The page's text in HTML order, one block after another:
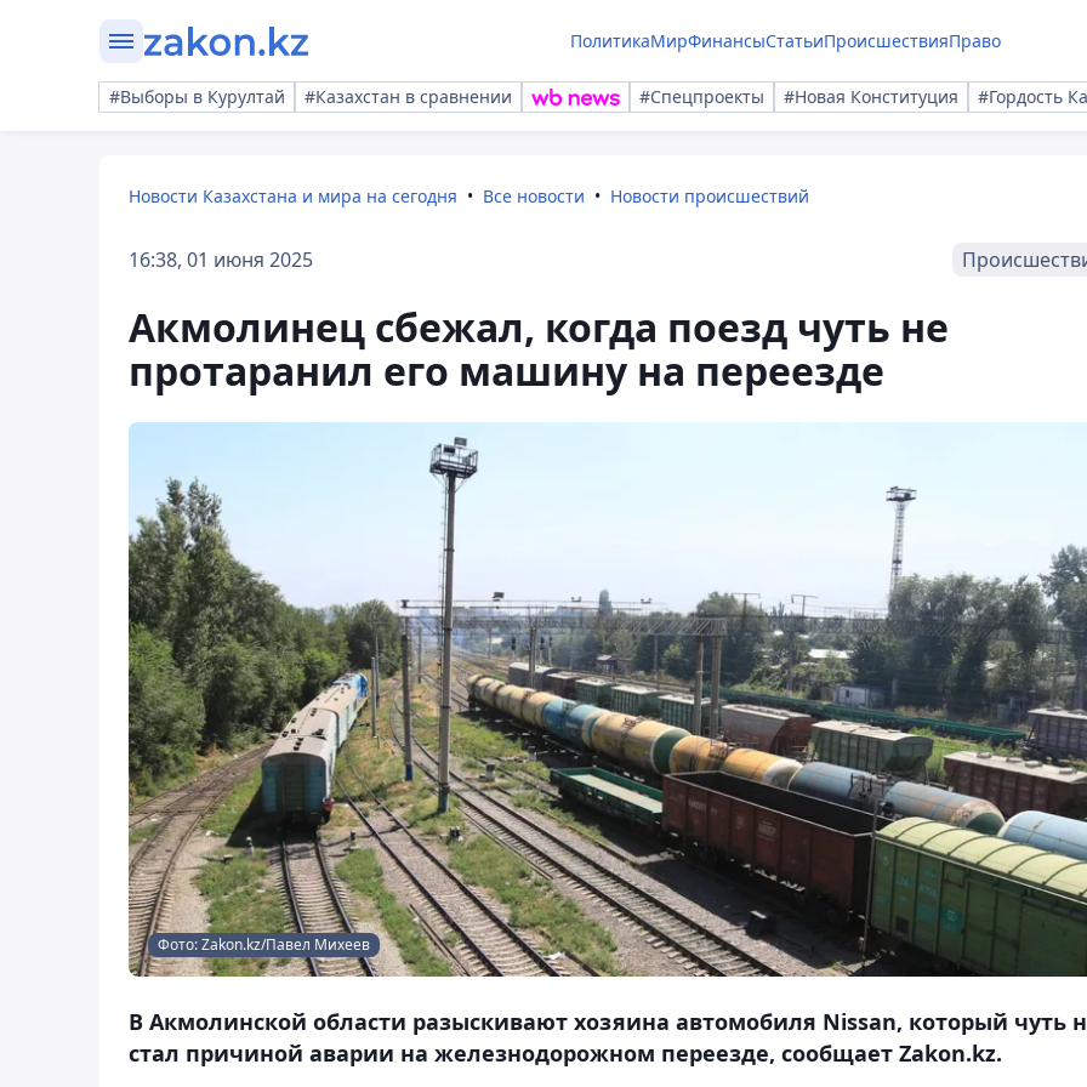
ПолитикаМирФинансыСтатьиПроисшествияПраво
#Выборы в Курултай #Казахстан в сравнении #Спецпроекты #Новая Конституция #Гордость
Новости Казахстана и мира на сегодня Все новости Новости происшествий
16:38, 01 июня 2025
Акмолинец сбежал, когда поезд чуть не
протаранил его машину на переезде
Фото: Zakon.kz/Павел Михеев
В Акмолинской области разыскивают хозяина автомобиля Nissan, который чуть
стал причиной аварии на железнодорожном переезде, сообщает Zakon.kz.